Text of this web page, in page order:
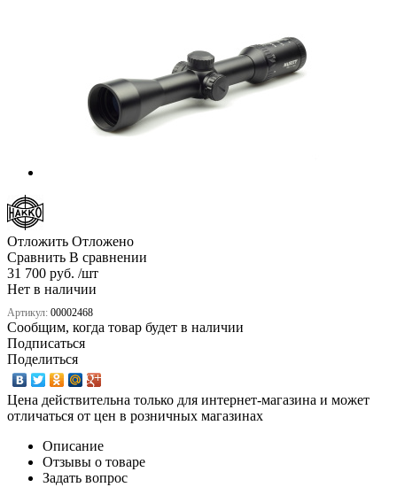
Отложить Отложено
Сравнить В сравнении
31 700 руб. /шт
Нет в наличии
Артикул: 00002468
Сообщим, когда товар будет в наличии
Подписаться
Поделиться
Цена действительна только для интернет-магазина и может
отличаться от цен в розничных магазинах
Описание
Отзывы о товаре
Задать вопрос